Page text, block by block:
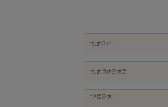
*您的具体需求是：